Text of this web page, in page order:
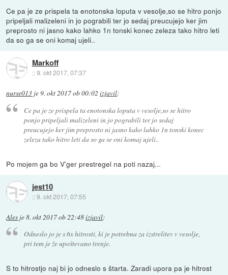
Ce pa je ze prispela ta enotonska loputa v vesolje,so se hitro ponjo
pripeljali malizeleni in jo pograbili ter jo sedaj preucujejo ker jim
preprosto ni jasno kako lahko 1n tonski konec zeleza tako hitro leti
da so ga se oni komaj ujeli..
Markoff
::9. okt 2017, 07:37
nurse013 je9. okt 2017 ob 00:02 izjavil:
Ce pa je ze prispela ta enotonska loputa v vesolje,so se hitro
ponjo pripeljali malizeleni in jo pograbili ter jo sedaj
preucujejo ker jim preprosto ni jasno kako lahko 1n tonski konec
zeleza tako hitro leti da so ga se oni komaj ujeli..
Po mojem ga bo V'ger prestregel na poti nazaj...
jest10
::9. okt 2017, 07:55
Ales je8. okt 2017 ob 22:48izjavil:
Odneslo jo je s 6x hitrosti, ki je potrebna za izstrelitev v vesolje,
pri tem je že upoštevano trenje.
S to hitrostjo naj bi jo odneslo s štarta. Zaradi upora pa je hitrost